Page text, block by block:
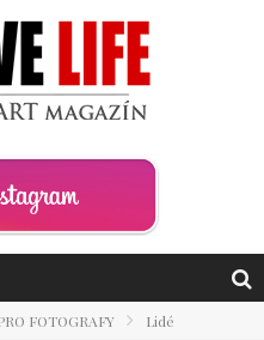
FOTOGRAFY Lidé